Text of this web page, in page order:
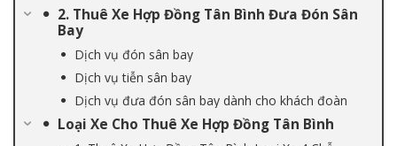
2. Thuê Xe Hợp Đồng Tân Bình Đưa Đón Sân
Bay
Dịch vụ đón sân bay
Dịch vụ tiễn sân bay
Dịch vụ đưa đón sân bay dành cho khách đoàn
Loại Xe Cho Thuê Xe Hợp Đồng Tân Bình